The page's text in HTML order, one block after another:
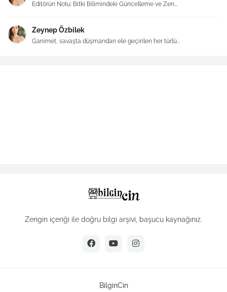
Editörün Notu: Bitki Bilimindeki Güncelleme ve Zen...
Zeynep Özbilek
Ganimet, savaşta düşmandan ele geçirilen her türlü...
Zengin içeriği ile doğru bilgi arşivi, başucu kaynağınız.
BilginCin